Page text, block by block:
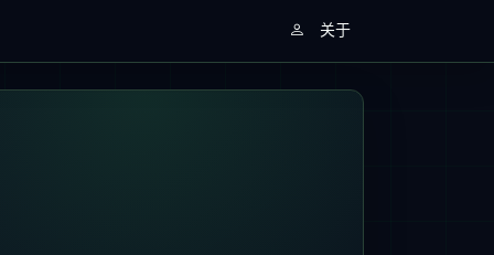
关于